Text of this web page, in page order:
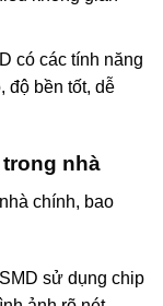
có các tính năng
độ bền tốt, dễ
nhà
chính, bao
sử dụng chip